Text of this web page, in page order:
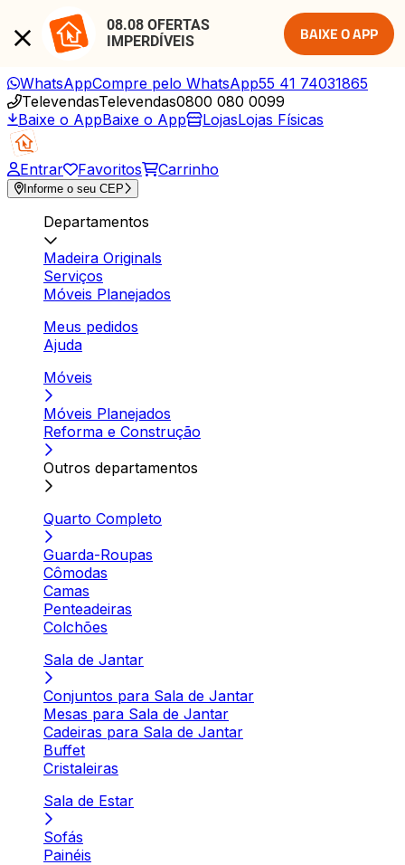
08.08 OFERTAS
IMPERDÍVEIS
BAIXE O APP
WhatsAppCompre pelo WhatsApp55 41 74031865
TelevendasTelevendas0800 080 0099
Baixe o AppBaixe o App LojasLojas Físicas
Entrar Favoritos Carrinho
Informe o seu CEP
Departamentos
Madeira Originals
Serviços
Móveis Planejados
Meus pedidos
Ajuda
Móveis
Móveis Planejados
Reforma e Construção
Outros departamentos
Quarto Completo
Guarda-Roupas
Cômodas
Camas
Penteadeiras
Colchões
Sala de Jantar
Conjuntos para Sala de Jantar
Mesas para Sala de Jantar
Cadeiras para Sala de Jantar
Buffet
Cristaleiras
Sala de Estar
Sofás
Painéis